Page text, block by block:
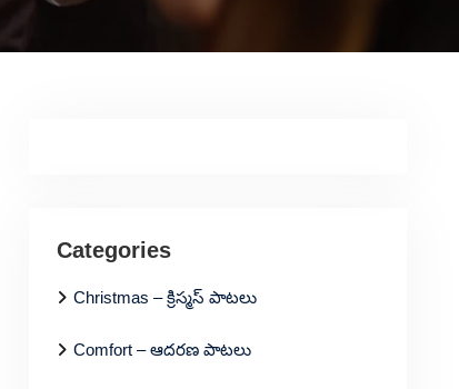
Categories
Christmas – క్రిస్మస్ పాటలు
Comfort – ఆదరణ పాటలు